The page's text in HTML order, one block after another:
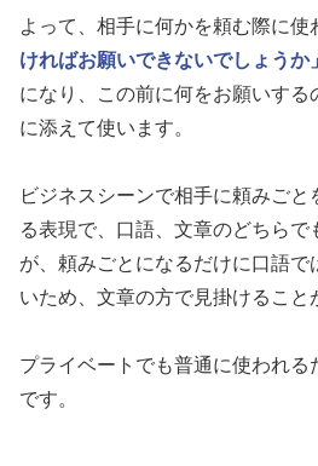
よって、相手に何かを頼む際に使
ければお願いできないでしょうか」
になり、この前に何をお願いす
に添えて使います。
ビジネスシーンで相手に頼みご
る表現で、口語、文章のどちらで
が、頼みごとになるだけに口語で
いため、文章の方で見掛けること
プライベートでも普通に使われる
です。